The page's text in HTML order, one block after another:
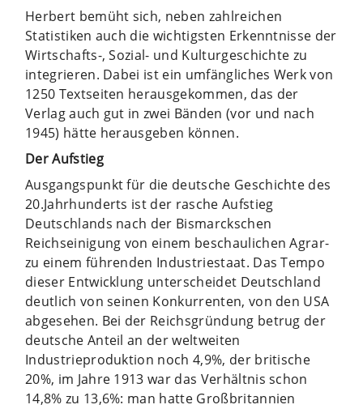
Herbert bemüht sich, neben zahlreichen
Statistiken auch die wichtigsten Erkenntnisse der
Wirtschafts-, Sozial- und Kulturgeschichte zu
integrieren. Dabei ist ein umfängliches Werk von
1250 Textseiten herausgekommen, das der
Verlag auch gut in zwei Bänden (vor und nach
1945) hätte herausgeben können.
Der Aufstieg
Ausgangspunkt für die deutsche Geschichte des
20.Jahrhunderts ist der rasche Aufstieg
Deutschlands nach der Bismarckschen
Reichseinigung von einem beschaulichen Agrar-
zu einem führenden Industriestaat. Das Tempo
dieser Entwicklung unterscheidet Deutschland
deutlich von seinen Konkurrenten, von den USA
abgesehen. Bei der Reichsgründung betrug der
deutsche Anteil an der weltweiten
Industrieproduktion noch 4,9%, der britische
20%, im Jahre 1913 war das Verhältnis schon
14,8% zu 13,6%: man hatte Großbritannien